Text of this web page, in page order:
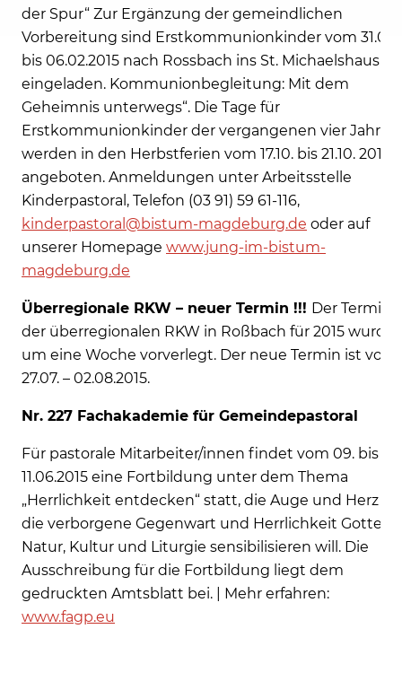
der Spur“ Zur Ergänzung der gemeindlichen
Vorbereitung sind Erstkommunionkinder vom 31.01.
bis 06.02.2015 nach Rossbach ins St. Michaelshaus
eingeladen. Kommunionbegleitung: Mit dem
Geheimnis unterwegs“. Die Tage für
Erstkommunionkinder der vergangenen vier Jahre
werden in den Herbstferien vom 17.10. bis 21.10. 2015
angeboten. Anmeldungen unter Arbeitsstelle
Kinderpastoral, Telefon (03 91) 59 61-116,
kinderpastoral@bistum-magdeburg.de oder auf
unserer Homepage www.jung-im-bistum-
magdeburg.de
Überregionale RKW – neuer Termin !!! Der Termin
der überregionalen RKW in Roßbach für 2015 wurde
um eine Woche vorverlegt. Der neue Termin ist vom
27.07. – 02.08.2015.
Nr. 227 Fachakademie für Gemeindepastoral
Für pastorale Mitarbeiter/innen findet vom 09. bis
11.06.2015 eine Fortbildung unter dem Thema
„Herrlichkeit entdecken“ statt, die Auge und Herz für
die verborgene Gegenwart und Herrlichkeit Gottes
Natur, Kultur und Liturgie sensibilisieren will. Die
Ausschreibung für die Fortbildung liegt dem
gedruckten Amtsblatt bei. | Mehr erfahren:
www.fagp.eu